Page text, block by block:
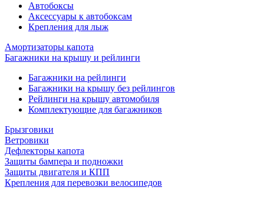
Автобоксы
Аксессуары к автобоксам
Крепления для лыж
Амортизаторы капота
Багажники на крышу и рейлинги
Багажники на рейлинги
Багажники на крышу без рейлингов
Рейлинги на крышу автомобиля
Комплектующие для багажников
Брызговики
Ветровики
Дефлекторы капота
Защиты бампера и подножки
Защиты двигателя и КПП
Крепления для перевозки велосипедов